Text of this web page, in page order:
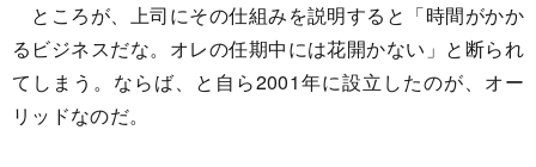
ところが、上司にその仕組みを説明すると「時間がかか
るビジネスだな。オレの任期中には花開かない」と断られ
てしまう。ならば、と自ら2001年に設立したのが、オー
リッドなのだ。